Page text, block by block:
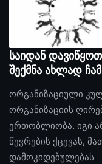
საიდან
შექმნა ახლად
ორგანიზაციული
ორგანიზაციის
ერთობლიობა. იგი
წევრების ქცევას,
დამოკიდებულებას